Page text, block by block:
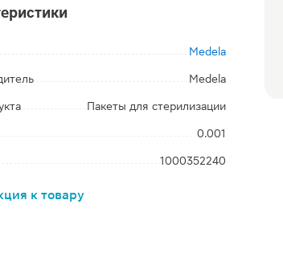
Medela
Medela
Пакеты для стерилизации
0.001
1000352240
к товару